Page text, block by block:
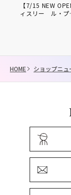
【7/15 NEW
ィスリー ル・
HOME ショップニュ